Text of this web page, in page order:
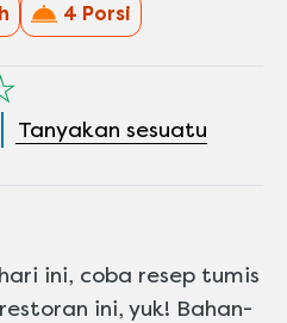
4 Porsi
Tanyakan sesuatu
ini, coba resep tumis
ini, yuk! Bahan-